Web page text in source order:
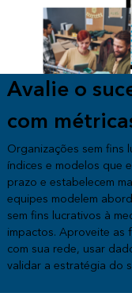
Avalie o
com
Organizações sem fins
índices e modelos que
prazo e estabelecem
equipes modelem
sem fins lucrativos à
impactos. Aproveite as
com sua rede, usar
validar a estratégia do